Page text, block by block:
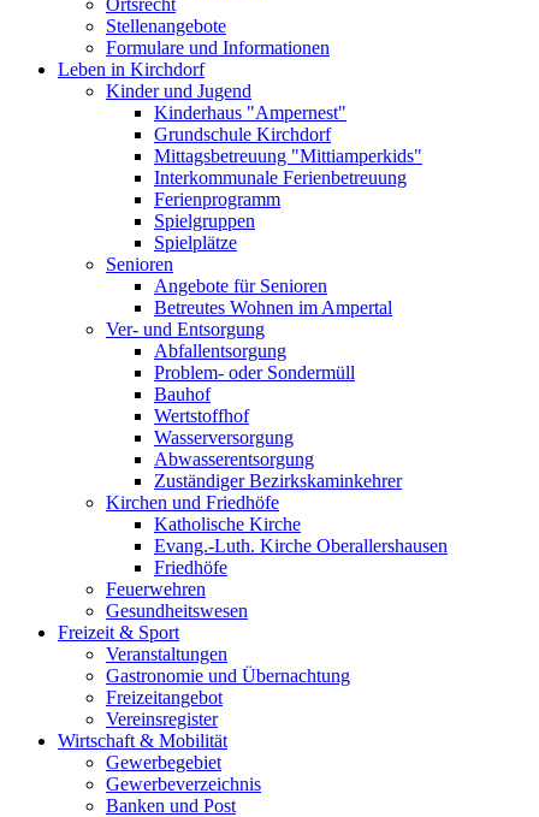
Ortsrecht
Stellenangebote
Formulare und Informationen
Leben in Kirchdorf
Kinder und Jugend
Kinderhaus "Ampernest"
Grundschule Kirchdorf
Mittagsbetreuung "Mittiamperkids"
Interkommunale Ferienbetreuung
Ferienprogramm
Spielgruppen
Spielplätze
Senioren
Angebote für Senioren
Betreutes Wohnen im Ampertal
Ver- und Entsorgung
Abfallentsorgung
Problem- oder Sondermüll
Bauhof
Wertstoffhof
Wasserversorgung
Abwasserentsorgung
Zuständiger Bezirkskaminkehrer
Kirchen und Friedhöfe
Katholische Kirche
Evang.-Luth. Kirche Oberallershausen
Friedhöfe
Feuerwehren
Gesundheitswesen
Freizeit & Sport
Veranstaltungen
Gastronomie und Übernachtung
Freizeitangebot
Vereinsregister
Wirtschaft & Mobilität
Gewerbegebiet
Gewerbeverzeichnis
Banken und Post